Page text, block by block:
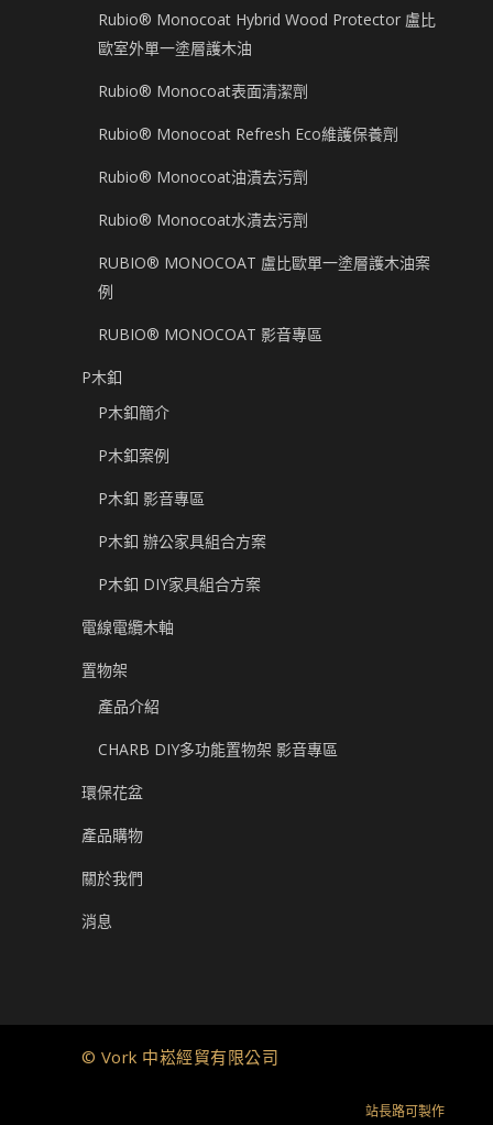
Rubio® Monocoat Hybrid Wood Protector 盧比
歐室外單一塗層護木油
Rubio® Monocoat表面清潔劑
Rubio® Monocoat Refresh Eco維護保養劑
Rubio® Monocoat油漬去污劑
Rubio® Monocoat水漬去污劑
RUBIO® MONOCOAT 盧比歐單一塗層護木油案
例
RUBIO® MONOCOAT 影音專區
P木釦
P木釦簡介
P木釦案例
P木釦 影音專區
P木釦 辦公家具組合方案
P木釦 DIY家具組合方案
電線電纜木軸
置物架
產品介紹
CHARB DIY多功能置物架 影音專區
環保花盆
產品購物
關於我們
消息
© Vork 中崧經貿有限公司
站長路可製作